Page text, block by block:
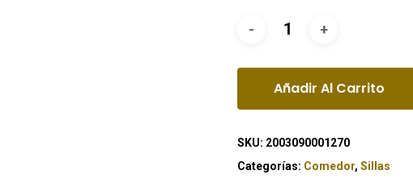
Añadir Al Carrito
SKU: 2003090001270
Categorías: Comedor,Sillas